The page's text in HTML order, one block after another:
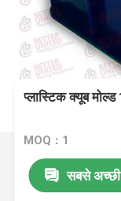
प्लास्टिक क्यूब
MOQ：1
सबसे